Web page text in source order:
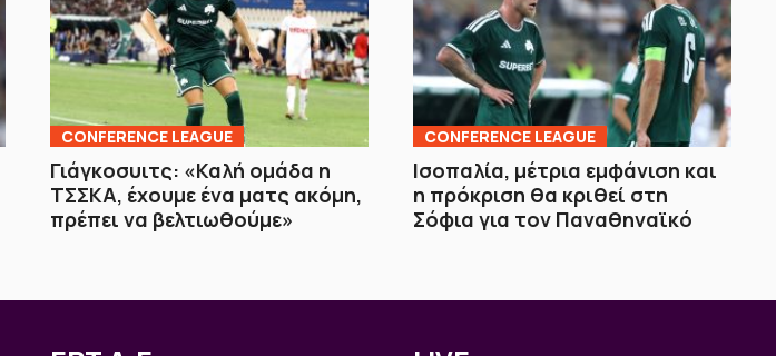
CONFERENCE LEAGUE
Γιάγκοσυιτς: «Καλή ομάδα η
ΤΣΣΚΑ, έχουμε ένα ματς ακόμη,
πρέπει να βελτιωθούμε»
CONFERENCE LEAGUE
Ισοπαλία, μέτρια εμφάνιση και
η πρόκριση θα κριθεί στη
Σόφια για τον Παναθηναϊκό